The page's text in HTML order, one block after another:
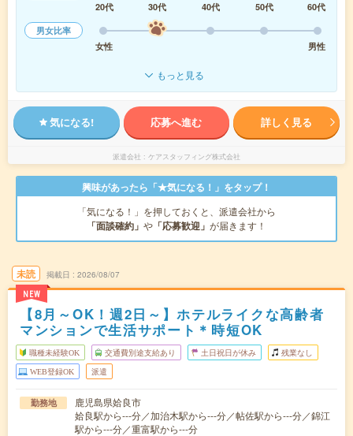
20代
30代 40代 50代
60代
男女比率
女性
男性
もっと見る
気になる! 応募へ進む 詳しく見る
派遣会社 ケアスタッフィング株式会社
興味があったら「★気になる！」をタップ！
「気になる！」を押しておくと、派遣会社から
「面談確約」 や 「応募歓迎」 が届きます！
未読
NEW
掲載日 2026/08/07
【8月～OK！週2日～】ホテルライクな高齢者
マンションで生活サポート＊時短OK
職種未経験OK 交通費別途支給あり 土日祝日が休み 残業なし
WEB登録OK 派遣
勤務地
鹿児島県姶良市
姶良駅から---分／加治木駅から---分／帖佐駅から---分／錦江
駅から---分／重富駅から---分